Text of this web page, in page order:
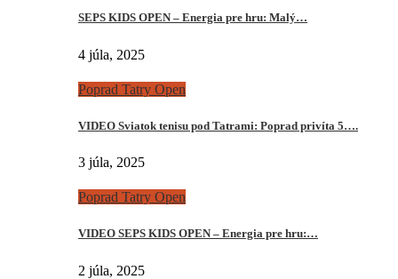
SEPS KIDS OPEN – Energia pre hru: Malý…
4 júla, 2025
Poprad Tatry Open
VIDEO Sviatok tenisu pod Tatrami: Poprad privíta 5….
3 júla, 2025
Poprad Tatry Open
VIDEO SEPS KIDS OPEN – Energia pre hru:…
2 júla, 2025